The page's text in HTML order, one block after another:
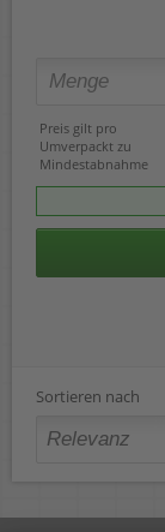
Preis gilt pro
Umverpackt zu
Mindestabnahme
Sortieren nach